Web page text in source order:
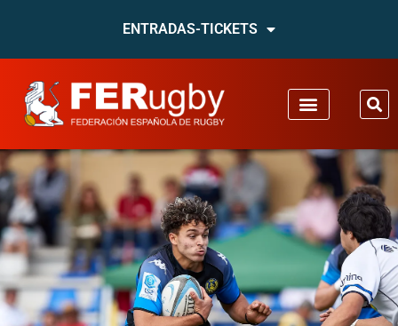
ENTRADAS-TICKETS